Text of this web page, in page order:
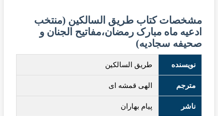
مشخصات کتاب طریق السالکین (منتخب
ادعیه ماه مبارک رمضان،مفاتیح الجنان و
صحیفه سجادیه)
نویسنده طریق السالکین
مترجم الهی قمشه ای
ناشر پیام بهاران